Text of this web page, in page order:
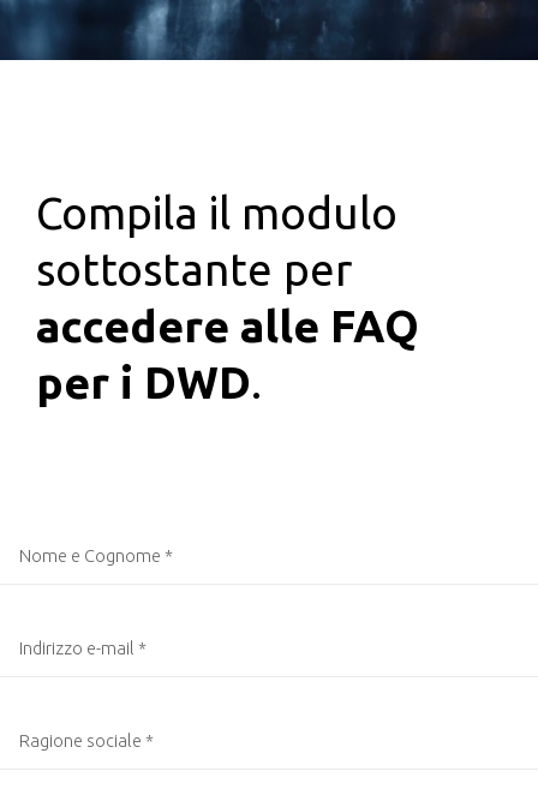
Compila il modulo
sottostante per
accedere alle FAQ
per i DWD.